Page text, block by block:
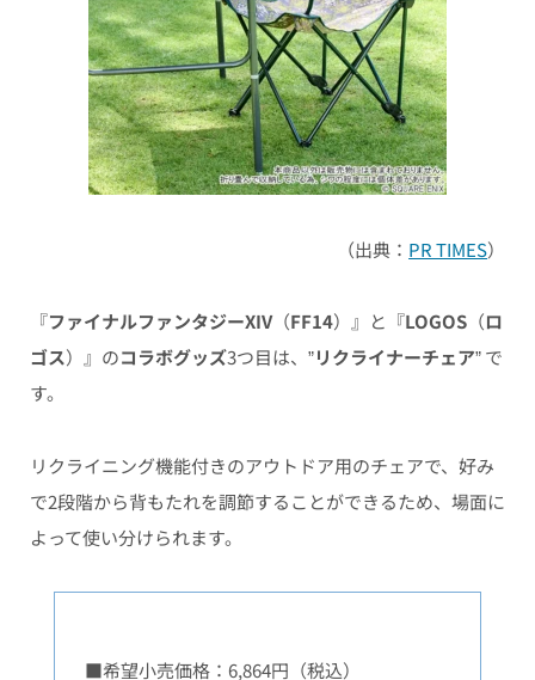
（出典： PR TIMES）
『ファイナルファンタジーXIV（FF14）』と『LOGOS（ロ
ゴス）』のコラボグッズ3つ目は、”リクライナーチェア” で
す。
リクライニング機能付きのアウトドア用のチェアで、好み
で2段階から背もたれを調節することができるため、場面に
よって使い分けられます。
■希望小売価格：6,864円（税込）